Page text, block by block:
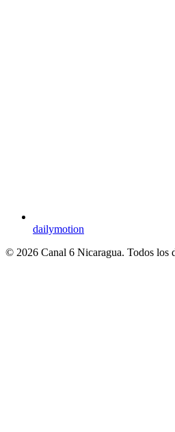
dailymotion
© 2026 Canal 6 Nicaragua. Todos los